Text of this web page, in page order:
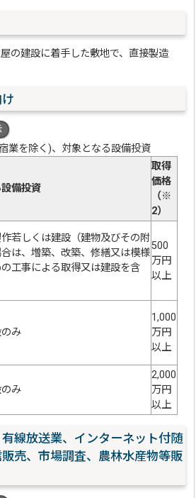
の建設に着手した敷地で、直接製造
業を除く)、対象となる設備投資
備投資
取得
価格
（※
2）
若しくは建設（建物及びその附
は、増築、改築、修繕又は模様
工事による取得又は建設を含
500
万円
以上
み
1,000
万円
以上
み
2,000
万円
以上
線放送業、インターネット付随
売、市場調査、農林水産物等販